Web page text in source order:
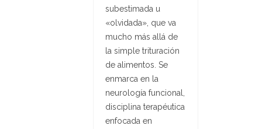
subestimada u
«olvidada», que va
mucho más allá de
la simple trituración
de alimentos. Se
enmarca en la
neurología funcional,
disciplina terapéutica
enfocada en